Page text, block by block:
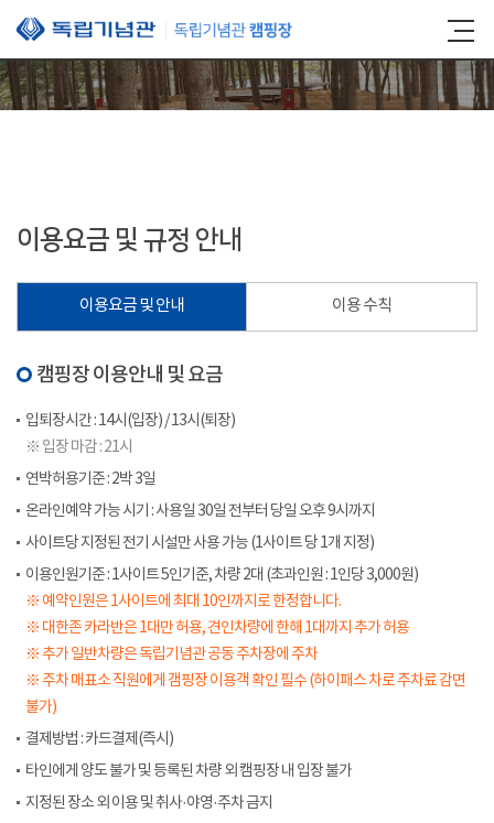
본문 바로가기
이용요금 및 규정 안내
이용요금 및 안내 이용 수칙
캠핑장 이용안내 및 요금
입퇴장시간 : 14시(입장) / 13시(퇴장)
※ 입장 마감 : 21시
연박허용기준 : 2박 3일
온라인예약 가능 시기 : 사용일 30일 전부터 당일 오후 9시까지
사이트당 지정된 전기 시설만 사용 가능 (1사이트 당 1개 지정)
이용인원기준 : 1사이트 5인기준, 차량 2대 (초과인원 : 1인당 3,000원)
※ 예약인원은 1사이트에 최대 10인까지로 한정합니다.
※ 대한존 카라반은 1대만 허용, 견인차량에 한해 1대까지 추가 허용
※ 추가 일반차량은 독립기념관 공동 주차장에 주차
※ 주차 매표소 직원에게 갬핑장 이용객 확인 필수 (하이패스 차로 주차료 감면
불가)
결제방법 : 카드결제(즉시)
타인에게 양도 불가 및 등록된 차량 외 캠핑장 내 입장 불가
지정된 장소 외 이용 및 취사·야영·주차 금지